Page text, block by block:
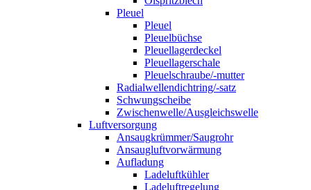
Pleuel
Pleuel
Pleuelbüchse
Pleuellagerdeckel
Pleuellagerschale
Pleuelschraube/-mutter
Radialwellendichtring/-satz
Schwungscheibe
Zwischenwelle/Ausgleichswelle
Luftversorgung
Ansaugkrümmer/Saugrohr
Ansaugluftvorwärmung
Aufladung
Ladeluftkühler
Ladeluftregelung